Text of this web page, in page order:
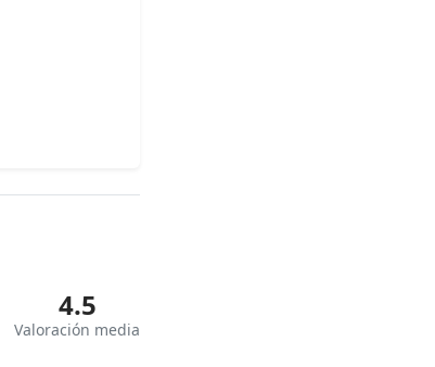
4.5
Valoración media